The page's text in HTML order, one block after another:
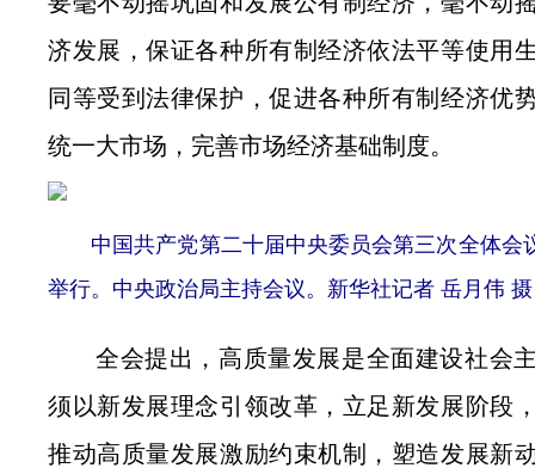
济发展，保证各种所有制经济依法平等使用
同等受到法律保护，促进各种所有制经济优
统一大市场，完善市场经济基础制度。
中国共产党第二十届中央委员会第三次全体会
举行。中央政治局主持会议。新华社记者 岳月伟 摄
全会提出，高质量发展是全面建设社会
须以新发展理念引领改革，立足新发展阶段
推动高质量发展激励约束机制，塑造发展新